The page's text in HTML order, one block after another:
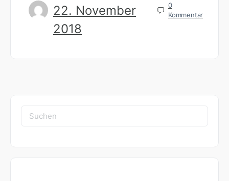
22. November
2018
0
Kommentar
Suchen
nach: